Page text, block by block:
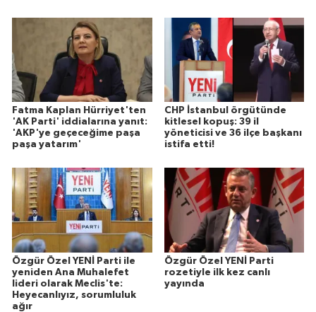
Fatma Kaplan Hürriyet'ten
'AK Parti' iddialarına yanıt:
'AKP'ye geçeceğime paşa
paşa yatarım'
CHP İstanbul örgütünde
kitlesel kopuş: 39 il
yöneticisi ve 36 ilçe başkanı
istifa etti!
Özgür Özel YENİ Parti ile
yeniden Ana Muhalefet
lideri olarak Meclis'te:
Heyecanlıyız, sorumluluk
ağır
Özgür Özel YENİ Parti
rozetiyle ilk kez canlı
yayında